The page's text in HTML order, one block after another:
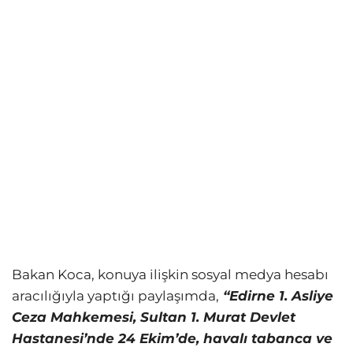
Bakan Koca, konuya ilişkin sosyal medya hesabı
aracılığıyla yaptığı paylaşımda, “Edirne 1. Asliye
Ceza Mahkemesi, Sultan 1. Murat Devlet
Hastanesi’nde 24 Ekim’de, havalı tabanca ve